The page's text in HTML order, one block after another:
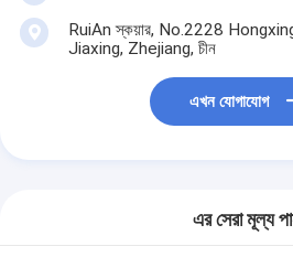
RuiAn স্কয়ার, No.2228
Jiaxing, Zhejiang, চীন
এখন যোগাযোগ
এর সেরা মূল্য